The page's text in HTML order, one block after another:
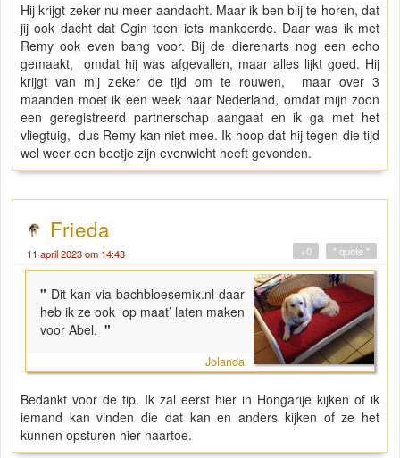
Hij krijgt zeker nu meer aandacht. Maar ik ben blij te horen, dat
jij ook dacht dat Ogin toen iets mankeerde. Daar was ik met
Remy ook even bang voor. Bij de dierenarts nog een echo
gemaakt, omdat hij was afgevallen, maar alles lijkt goed. Hij
krijgt van mij zeker de tijd om te rouwen, maar over 3
maanden moet ik een week naar Nederland, omdat mijn zoon
een geregistreerd partnerschap aangaat en ik ga met het
vliegtuig, dus Remy kan niet mee. Ik hoop dat hij tegen die tijd
wel weer een beetje zijn evenwicht heeft gevonden.
Frieda
11 april 2023 om 14:43 " quote "
+0
" Dit kan via bachbloesemix.nl daar
heb ik ze ook ‘op maat’ laten maken
voor Abel. "
Jolanda
Bedankt voor de tip. Ik zal eerst hier in Hongarije kijken of ik
iemand kan vinden die dat kan en anders kijken of ze het
kunnen opsturen hier naartoe.